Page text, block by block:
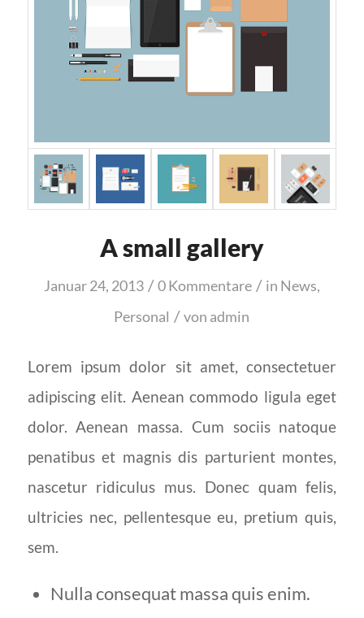
A small gallery
Januar 24, 2013 / 0 Kommentare / in News,
Personal / von admin
Lorem ipsum dolor sit amet, consectetuer
adipiscing elit. Aenean commodo ligula eget
dolor. Aenean massa. Cum sociis natoque
penatibus et magnis dis parturient montes,
nascetur ridiculus mus. Donec quam felis,
ultricies nec, pellentesque eu, pretium quis,
sem.
Nulla consequat massa quis enim.